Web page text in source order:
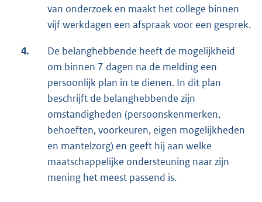
van onderzoek en maakt het college binnen
vijf werkdagen een afspraak voor een gesprek.
4.
De belanghebbende heeft de mogelijkheid
om binnen 7 dagen na de melding een
persoonlijk plan in te dienen. In dit plan
beschrijft de belanghebbende zijn
omstandigheden (persoonskenmerken,
behoeften, voorkeuren, eigen mogelijkheden
en mantelzorg) en geeft hij aan welke
maatschappelijke ondersteuning naar zijn
mening het meest passend is.